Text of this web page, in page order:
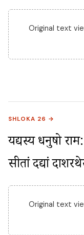
Original text
SHLOKA 26 →
यद्यस्य धनुषो
सीतां दद्यां
Original text